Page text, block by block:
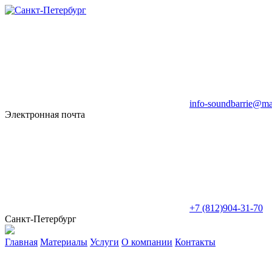
info-
Электронная почта
+7 (812)904-31-70
Санкт-Петербург
Главная Материалы Услуги О компании Контакты